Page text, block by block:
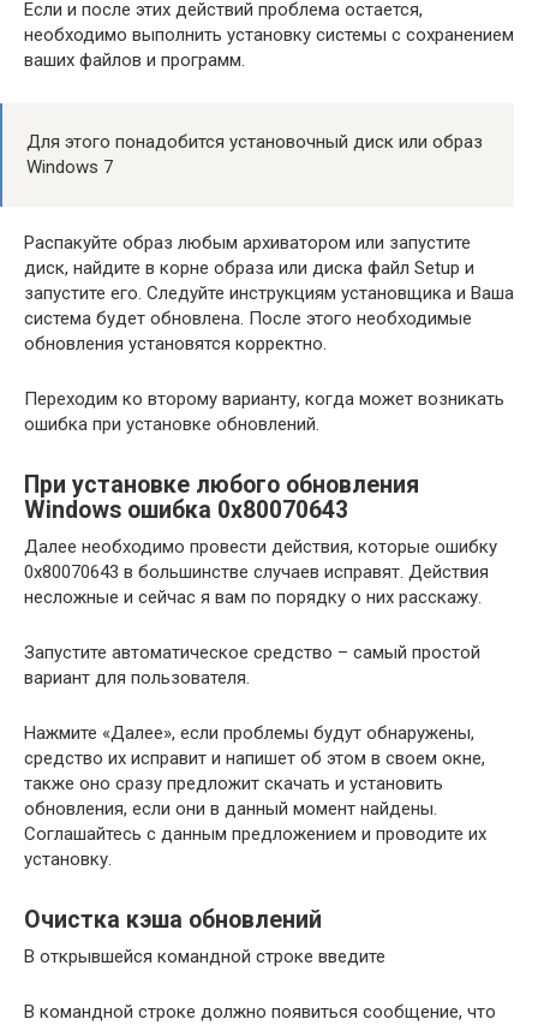
Если и после этих действий проблема остается,
необходимо выполнить установку системы с сохранением
ваших файлов и программ.
Для этого понадобится установочный диск или образ
Windows 7
Распакуйте образ любым архиватором или запустите
диск, найдите в корне образа или диска файл Setup и
запустите его. Следуйте инструкциям установщика и Ваша
система будет обновлена. После этого необходимые
обновления установятся корректно.
Переходим ко второму варианту, когда может возникать
ошибка при установке обновлений.
При установке любого обновления
Windows ошибка 0x80070643
Далее необходимо провести действия, которые ошибку
0x80070643 в большинстве случаев исправят. Действия
несложные и сейчас я вам по порядку о них расскажу.
Запустите автоматическое средство – самый простой
вариант для пользователя.
Нажмите «Далее», если проблемы будут обнаружены,
средство их исправит и напишет об этом в своем окне,
также оно сразу предложит скачать и установить
обновления, если они в данный момент найдены.
Соглашайтесь с данным предложением и проводите их
установку.
Очистка кэша обновлений
В открывшейся командной строке введите
В командной строке должно появиться сообщение, что